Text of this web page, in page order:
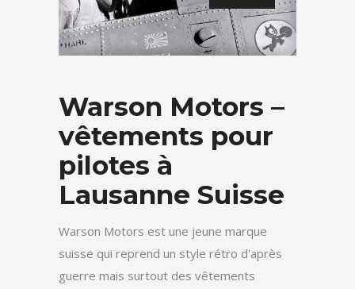
Warson Motors –
vêtements pour
pilotes à
Lausanne Suisse
Warson Motors est une jeune marque
suisse qui reprend un style rétro d'après
guerre mais surtout des vêtements